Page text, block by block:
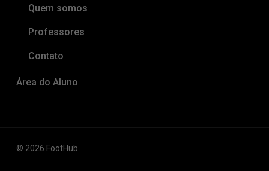
Quem somos
Professores
Contato
Área do Aluno
© 2026 FootHub.